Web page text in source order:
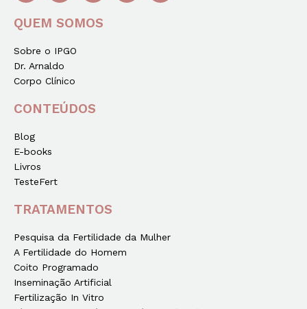
QUEM SOMOS
Sobre o IPGO
Dr. Arnaldo
Corpo Clínico
CONTEÚDOS
Blog
E-books
Livros
TesteFert
TRATAMENTOS
Pesquisa da Fertilidade da Mulher
A Fertilidade do Homem
Coito Programado
Inseminação Artificial
Fertilização In Vitro